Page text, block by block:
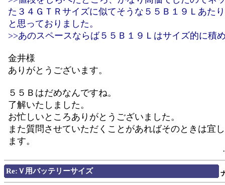
た３４ＧＴＲサイズに似てそうな５５Ｂ１９Ｌあた
と思っておりました。
>>あのスペースならば５５Ｂ１９Ｌはサイズ的に積
金井様
ありがとうございます。
５５Ｂはだめなんですね。
了解いたしました。
お忙しいところありがとうございました。
また質問させていただくことがあればそのときは宜
ます。
Re:Ｖ用バッテリーサイズ